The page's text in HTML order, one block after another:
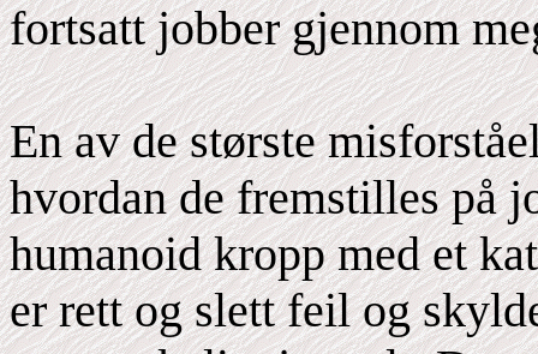
fortsatt jobber gjennom
En av de største
hvordan de fremstilles på
humanoid kropp med et
er rett og slett feil og